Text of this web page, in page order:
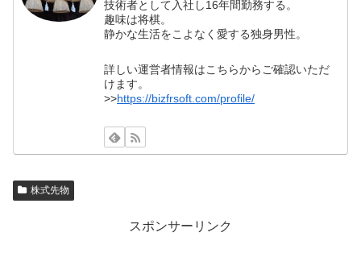
技術者として入社し16年間勤務する。
趣味は将棋。
静かな生活をこよなく愛する独身男性。
詳しい運営者情報はこちらからご確認いただ
けます。
>>https://bizfrsoft.com/profile/
株式先物
スポンサーリンク